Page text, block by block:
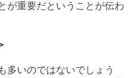
が重要だということが伝わ
多いのではないでしょう